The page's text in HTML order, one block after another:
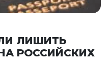
ЛИШИТЬ
РОССИЙСКИХ